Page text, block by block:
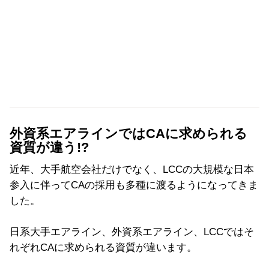
外資系エアラインではCAに求められる
資質が違う!?
近年、大手航空会社だけでなく、LCCの大規模な日本
参入に伴ってCAの採用も多種に渡るようになってきま
した。
日系大手エアライン、外資系エアライン、LCCではそ
れぞれCAに求められる資質が違います。